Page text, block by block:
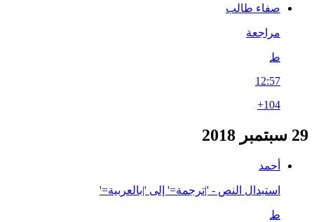
صفاء طالب
مراجعة
ط
12:57
+104
29 سبتمبر 2018
أحمد
استبدال النص - '|ترجمة=' إلى '|بالعربية='
ط